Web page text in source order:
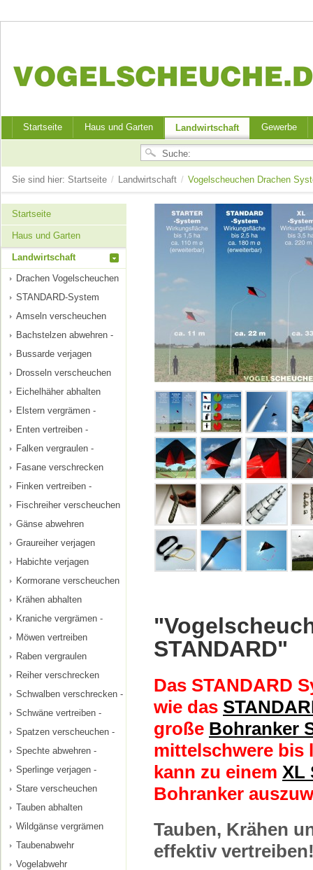
Startseite Haus und Garten Landwirtschaft Gewerbe
Sie sind hier: Startseite / Landwirtschaft / Vogelscheuchen Drachen
Startseite
Haus und Garten
Landwirtschaft
Drachen Vogelscheuchen
STANDARD-System
Amseln verscheuchen
Bachstelzen abwehren -
Bussarde verjagen
Drosseln verscheuchen
Eichelhäher abhalten
Elstern vergrämen -
Enten vertreiben -
Falken vergraulen -
Fasane verschrecken
Finken vertreiben -
Fischreiher verscheuchen
Gänse abwehren
Graureiher verjagen
Habichte verjagen
Kormorane verscheuchen
Krähen abhalten
Kraniche vergrämen -
Möwen vertreiben
Raben vergraulen
Reiher verschrecken
Schwalben verschrecken -
Schwäne vertreiben -
Spatzen verscheuchen -
Spechte abwehren -
Sperlinge verjagen -
Stare verscheuchen
Tauben abhalten
Wildgänse vergrämen
Taubenabwehr
Vogelabwehr
STANDARD"
Das STANDARD
wie das
große Bohranker
mittelschwere bis
kann zu einem XL
Bohranker
Tauben, Krähen
effektiv